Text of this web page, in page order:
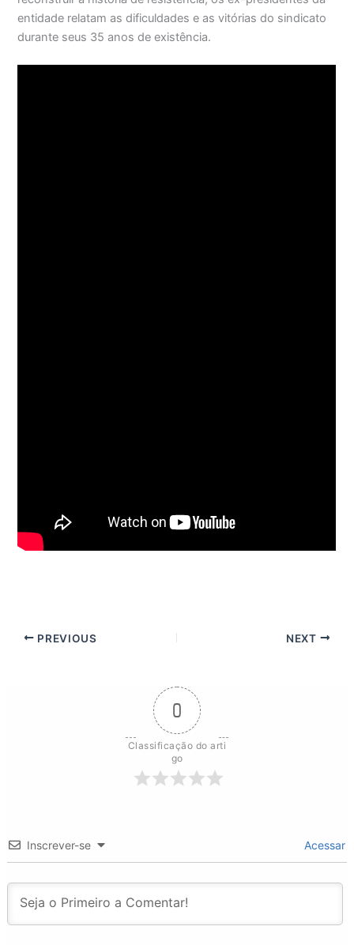
entidade relatam as dificuldades e as vitórias do sindicato
durante seus 35 anos de existência.
PREVIOUS NEXT
0
Classificação do arti
go
Inscrever-se Acessar